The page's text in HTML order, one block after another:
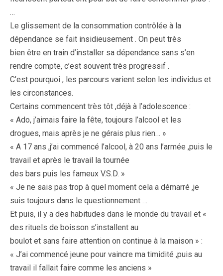
…
Le glissement de la consommation contrôlée à la
dépendance se fait insidieusement . On peut très
bien être en train d’installer sa dépendance sans s’en
rendre compte, c’est souvent très progressif .
C’est pourquoi , les parcours varient selon les individus et
les circonstances.
Certains commencent très tôt ,déjà à l’adolescence :
« Ado, j’aimais faire la fête, toujours l’alcool et les
drogues, mais après je ne gérais plus rien… »
« A 17 ans ,j’ai commencé l’alcool, à 20 ans l’armée ,puis le
travail et après le travail la tournée
des bars puis les fameux V.S.D. »
« Je ne sais pas trop à quel moment cela a démarré ,je
suis toujours dans le questionnement …
Et puis, il y a des habitudes dans le monde du travail et «
des rituels de boisson s’installent au
boulot et sans faire attention on continue à la maison » :
« J’ai commencé jeune pour vaincre ma timidité ,puis au
travail il fallait faire comme les anciens »